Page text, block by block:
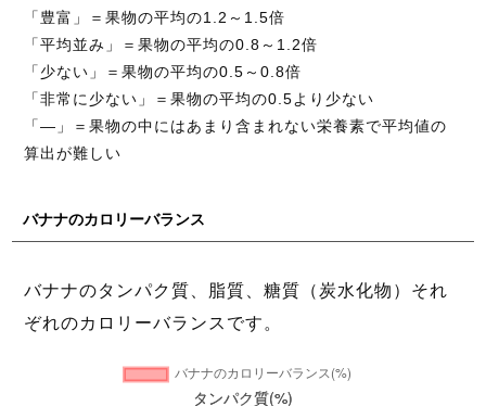
「豊富」＝果物の平均の1.2～1.5倍
「平均並み」＝果物の平均の0.8～1.2倍
「少ない」＝果物の平均の0.5～0.8倍
「非常に少ない」＝果物の平均の0.5より少ない
「―」＝果物の中にはあまり含まれない栄養素で平均値の
算出が難しい
バナナのカロリーバランス
バナナのタンパク質、脂質、糖質（炭水化物）それ
ぞれのカロリーバランスです。